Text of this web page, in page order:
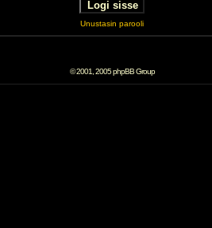
Unustasin parooli
© 2001, 2005 phpBB Group